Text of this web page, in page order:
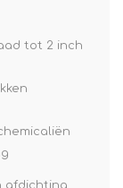
tot 2 inch